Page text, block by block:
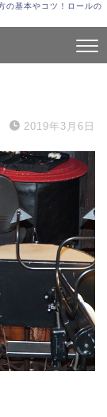
の基本やコツ！ロールの
2019年3月6日